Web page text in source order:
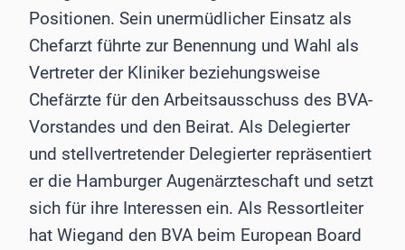
Positionen. Sein unermüdlicher Einsatz als
Chefarzt führte zur Benennung und Wahl als
Vertreter der Kliniker beziehungsweise
Chefärzte für den Arbeitsausschuss des BVA-
Vorstandes und den Beirat. Als Delegierter
und stellvertretender Delegierter repräsentiert
er die Hamburger Augenärzteschaft und setzt
sich für ihre Interessen ein. Als Ressortleiter
hat Wiegand den BVA beim European Board